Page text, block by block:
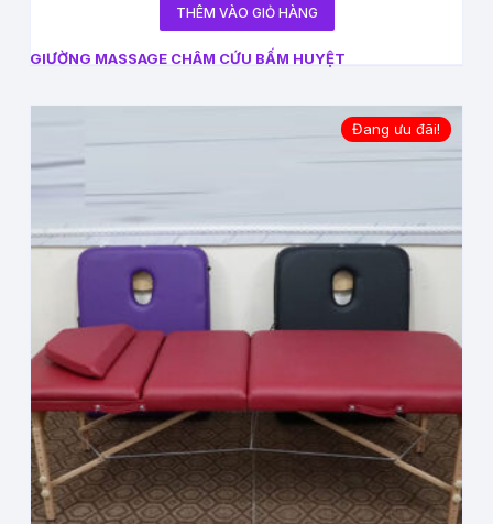
THÊM VÀO GIỎ HÀNG
GIƯỜNG MASSAGE CHÂM CỨU BẤM HUYỆT
Đang ưu đãi!